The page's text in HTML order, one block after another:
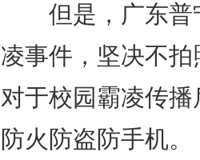
但是，广东普
凌事件，坚决不
对于校园霸凌传播
防火防盗防手机。